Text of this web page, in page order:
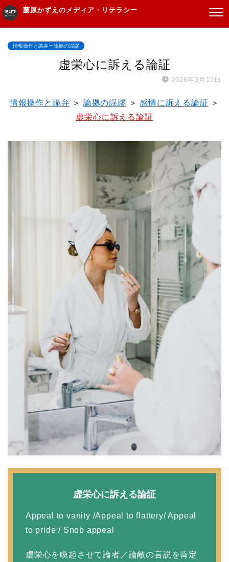
藤原かずえのメディア・リテラシー
情報操作と詭弁ー論拠の誤謬
虚栄心に訴える論証
2026年3月13日
情報操作と詭弁 ＞ 論拠の誤謬 ＞感情に訴える論証 ＞
虚栄心に訴える論証
虚栄心に訴える論証
Appeal to vanity /Appeal to flattery/ Appeal
to pride / Snob appeal
虚栄心を喚起させて論者／論敵の言説を肯定